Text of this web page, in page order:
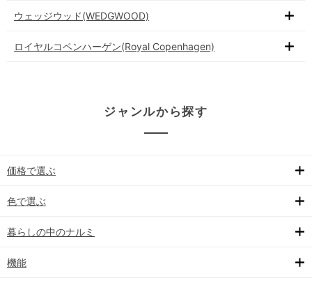
ウェッジウッド(WEDGWOOD)
ロイヤルコペンハーゲン(Royal Copenhagen)
ジャンルから探す
価格で選ぶ
色で選ぶ
暮らしの中のナルミ
機能